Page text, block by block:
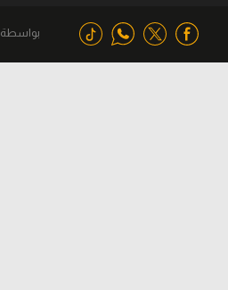
بواسطة